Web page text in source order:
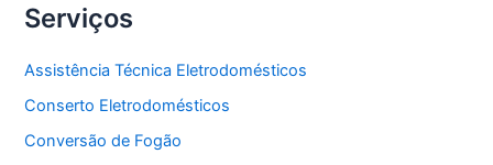
Serviços
Assistência Técnica Eletrodomésticos
Conserto Eletrodomésticos
Conversão de Fogão